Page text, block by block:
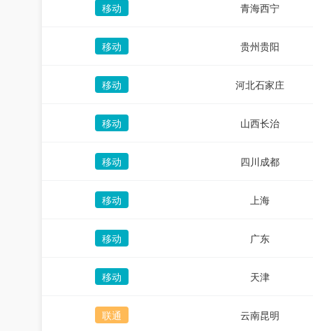
移动 青海西宁
移动 贵州贵阳
移动 河北石家庄
移动 山西长治
移动 四川成都
移动 上海
移动 广东
移动 天津
联通 云南昆明